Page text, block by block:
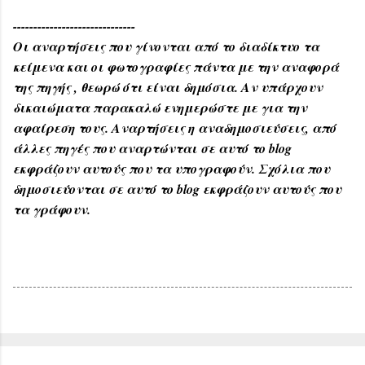
------------------------------
Οι αναρτήσεις που γίνονται από το διαδίκτυο τα
κείμενα και οι φωτογραφίες πάντα με την αναφορά
της πηγής , θεωρώ ότι είναι δημόσια. Αν υπάρχουν
δικαιώματα παρακαλώ ενημερώστε με για την
αφαίρεση τους. Αναρτήσεις η αναδημοσιεύσεις, από
άλλες πηγές που αναρτώνται σε αυτό το blog
εκφράζουν αυτούς που τα υπογραφούν. Σχόλια που
δημοσιεύονται σε αυτό το blog εκφράζουν αυτούς που
τα γράφουν.